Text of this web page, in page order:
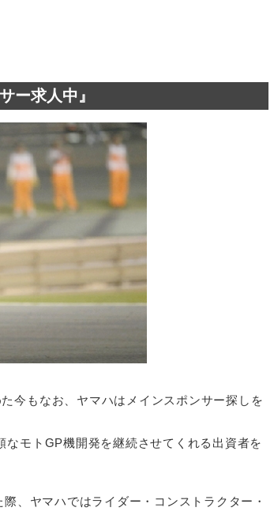
ー求人中』
今もなお、ヤマハはメインスポンサー探しを
モトGP機開発を継続させてくれる出資者を
、ヤマハではライダー・コンストラクター・